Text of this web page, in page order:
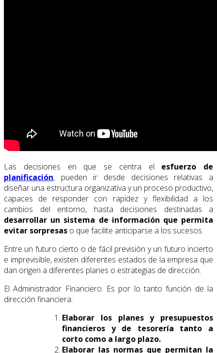
Las decisiones en que se centra el esfuerzo de
planificación, pueden ir desde decisiones relativas a
diseñar una estructura organizativa y un proceso productivo,
capaces de responder con rapidez y flexibilidad a los
cambios del entorno, hasta decisiones destinadas a
desarrollar un sistema de información que permita
evitar sorpresas o que facilite anticiparse a los sucesos.
Entre un futuro cierto o de fácil previsión y un futuro incierto
e imprevisible, existen diferentes estados de la empresa que
dan origen a diferentes planes o estrategias de dirección.
El Administrador Financiero: Es por lo tanto función de la
dirección financiera:
Elaborar los planes y presupuestos
financieros y de tesorería tanto a
corto como a largo plazo.
Elaborar las normas que permitan la